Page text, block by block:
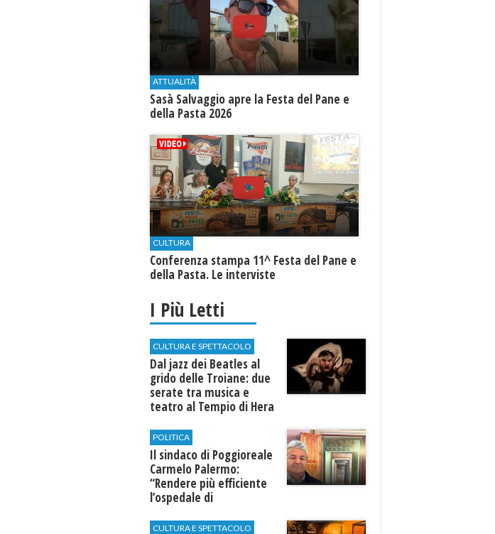
ATTUALITÀ
Sasà Salvaggio apre la Festa del Pane e
della Pasta 2026
CULTURA
Conferenza stampa 11^ Festa del Pane e
della Pasta. Le interviste
I Più Letti
CULTURA E SPETTACOLO
Dal jazz dei Beatles al
grido delle Troiane: due
serate tra musica e
teatro al Tempio di Hera
POLITICA
Il sindaco di Poggioreale
Carmelo Palermo:
“Rendere più efficiente
l’ospedale di
CULTURA E SPETTACOLO